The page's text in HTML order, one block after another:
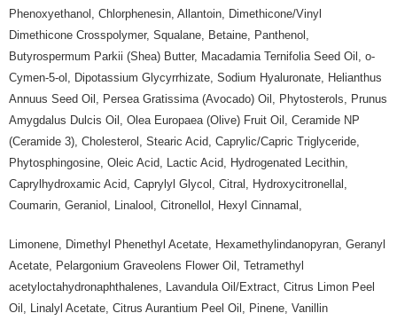
Phenoxyethanol, Chlorphenesin, Allantoin, Dimethicone/Vinyl
Dimethicone Crosspolymer, Squalane, Betaine, Panthenol,
Butyrospermum Parkii (Shea) Butter, Macadamia Ternifolia Seed Oil, o-
Cymen-5-ol, Dipotassium Glycyrrhizate, Sodium Hyaluronate, Helianthus
Annuus Seed Oil, Persea Gratissima (Avocado) Oil, Phytosterols, Prunus
Amygdalus Dulcis Oil, Olea Europaea (Olive) Fruit Oil, Ceramide NP
(Ceramide 3), Cholesterol, Stearic Acid, Caprylic/Capric Triglyceride,
Phytosphingosine, Oleic Acid, Lactic Acid, Hydrogenated Lecithin,
Caprylhydroxamic Acid, Caprylyl Glycol, Citral, Hydroxycitronellal,
Coumarin, Geraniol, Linalool, Citronellol, Hexyl Cinnamal,
Limonene, Dimethyl Phenethyl Acetate, Hexamethylindanopyran, Geranyl
Acetate, Pelargonium Graveolens Flower Oil, Tetramethyl
acetyloctahydronaphthalenes, Lavandula Oil/Extract, Citrus Limon Peel
Oil, Linalyl Acetate, Citrus Aurantium Peel Oil, Pinene, Vanillin